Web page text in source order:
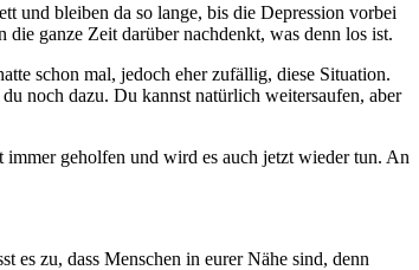
und bleiben da so lange, bis die Depression vorbei
ganze Zeit darüber nachdenkt, was denn los ist.
schon mal, jedoch eher zufällig, diese Situation.
noch dazu. Du kannst natürlich weitersaufen, aber
immer geholfen und wird es auch jetzt wieder tun. An
zu, dass Menschen in eurer Nähe sind, denn